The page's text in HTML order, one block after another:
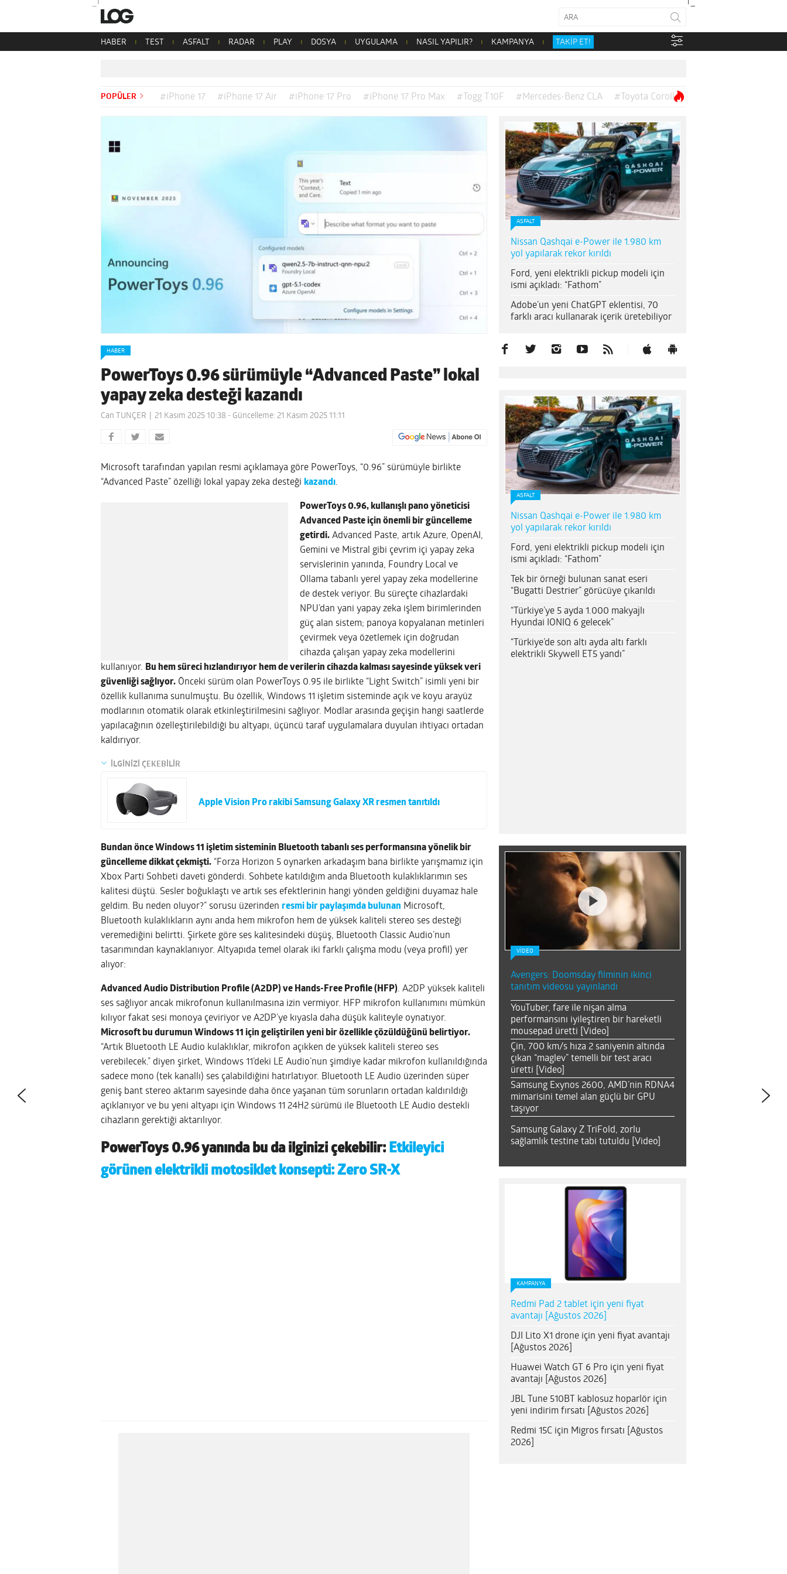
HABER TEST ASFALT RADAR PLAY DOSYA UYGULAMA NASIL YAPILIR? KAMPANYA TAKİP ET!
POPÜLER #iPhone 17 #iPhone 17 Air #iPhone 17 Pro #iPhone 17 Pro Max #Togg T10F #Mercedes-Benz CLA #Toyota Corolla
HABER
PowerToys 0.96 sürümüyle “Advanced Paste” lokal
yapay zeka desteği kazandı
Can TUNÇER 21 Kasım 2025 10:38 - Güncelleme: 21 Kasım 2025 11:11
Microsoft tarafından yapılan resmi açıklamaya göre PowerToys, “0.96” sürümüyle birlikte
“Advanced Paste” özelliği lokal yapay zeka desteği kazandı.
PowerToys 0.96, kullanışlı pano yöneticisi
Advanced Paste için önemli bir güncelleme
getirdi. Advanced Paste, artık Azure, OpenAI,
Gemini ve Mistral gibi çevrim içi yapay zeka
servislerinin yanında, Foundry Local ve
Ollama tabanlı yerel yapay zeka modellerine
de destek veriyor. Bu süreçte cihazlardaki
NPU’dan yani yapay zeka işlem birimlerinden
güç alan sistem; panoya kopyalanan metinleri
çevirmek veya özetlemek için doğrudan
cihazda çalışan yapay zeka modellerini
kullanıyor. Bu hem süreci hızlandırıyor hem de verilerin cihazda kalması sayesinde yüksek veri
güvenliği sağlıyor. Önceki sürüm olan PowerToys 0.95 ile birlikte “Light Switch” isimli yeni bir
özellik kullanıma sunulmuştu. Bu özellik, Windows 11 işletim sisteminde açık ve koyu arayüz
modlarının otomatik olarak etkinleştirilmesini sağlıyor. Modlar arasında geçişin hangi saatlerde
yapılacağının özelleştirilebildiği bu altyapı, üçüncü taraf uygulamalara duyulan ihtiyacı ortadan
kaldırıyor.
İLGİNİZİ ÇEKEBİLİR
Apple Vision Pro rakibi Samsung Galaxy XR resmen tanıtıldı
Bundan önce Windows 11 işletim sisteminin Bluetooth tabanlı ses performansına yönelik bir
güncelleme dikkat çekmişti. “Forza Horizon 5 oynarken arkadaşım bana birlikte yarışmamız için
Xbox Parti Sohbeti daveti gönderdi. Sohbete katıldığım anda Bluetooth kulaklıklarımın ses
kalitesi düştü. Sesler boğuklaştı ve artık ses efektlerinin hangi yönden geldiğini duyamaz hale
geldim. Bu neden oluyor?” sorusu üzerinden resmi bir paylaşımda bulunan Microsoft,
Bluetooth kulaklıkların aynı anda hem mikrofon hem de yüksek kaliteli stereo ses desteği
veremediğini belirtti. Şirkete göre ses kalitesindeki düşüş, Bluetooth Classic Audio’nun
tasarımından kaynaklanıyor. Altyapıda temel olarak iki farklı çalışma modu (veya profil) yer
alıyor:
Advanced Audio Distribution Profile (A2DP) ve Hands-Free Profile (HFP). A2DP yüksek kaliteli
ses sağlıyor ancak mikrofonun kullanılmasına izin vermiyor. HFP mikrofon kullanımını mümkün
kılıyor fakat sesi monoya çeviriyor ve A2DP’ye kıyasla daha düşük kaliteyle oynatıyor.
Microsoft bu durumun Windows 11 için geliştirilen yeni bir özellikle çözüldüğünü belirtiyor.
“Artık Bluetooth LE Audio kulaklıklar, mikrofon açıkken de yüksek kaliteli stereo ses
verebilecek.” diyen şirket, Windows 11’deki LE Audio’nun şimdiye kadar mikrofon kullanıldığında
sadece mono (tek kanallı) ses çalabildiğini hatırlatıyor. Bluetooth LE Audio üzerinden süper
geniş bant stereo aktarım sayesinde daha önce yaşanan tüm sorunların ortadan kaldırıldığı
açıklanıyor ve bu yeni altyapı için Windows 11 24H2 sürümü ile Bluetooth LE Audio destekli
cihazların gerektiği aktarılıyor.
PowerToys 0.96 yanında bu da ilginizi çekebilir: Etkileyici
görünen elektrikli motosiklet konsepti: Zero SR-X
ASFALT
Nissan Qashqai e-Power ile 1.980 km
yol yapılarak rekor kırıldı
Ford, yeni elektrikli pickup modeli için
ismi açıkladı: “Fathom”
Adobe’un yeni ChatGPT eklentisi, 70
farklı aracı kullanarak içerik üretebiliyor
ASFALT
Nissan Qashqai e-Power ile 1.980 km
yol yapılarak rekor kırıldı
Ford, yeni elektrikli pickup modeli için
ismi açıkladı: “Fathom”
Tek bir örneği bulunan sanat eseri
“Bugatti Destrier” görücüye çıkarıldı
“Türkiye’ye 5 ayda 1.000 makyajlı
Hyundai IONIQ 6 gelecek”
“Türkiye’de son altı ayda altı farklı
elektrikli Skywell ET5 yandı”
VİDEO
Avengers: Doomsday filminin ikinci
tanıtım videosu yayınlandı
YouTuber, fare ile nişan alma
performansını iyileştiren bir hareketli
mousepad üretti [Video]
Çin, 700 km/s hıza 2 saniyenin altında
çıkan “maglev” temelli bir test aracı
üretti [Video]
Samsung Exynos 2600, AMD’nin RDNA4
mimarisini temel alan güçlü bir GPU
taşıyor
Samsung Galaxy Z TriFold, zorlu
sağlamlık testine tabi tutuldu [Video]
KAMPANYA
Redmi Pad 2 tablet için yeni fiyat
avantajı [Ağustos 2026]
DJI Lito X1 drone için yeni fiyat avantajı
[Ağustos 2026]
Huawei Watch GT 6 Pro için yeni fiyat
avantajı [Ağustos 2026]
JBL Tune 510BT kablosuz hoparlör için
yeni indirim fırsatı [Ağustos 2026]
Redmi 15C için Migros fırsatı [Ağustos
2026]